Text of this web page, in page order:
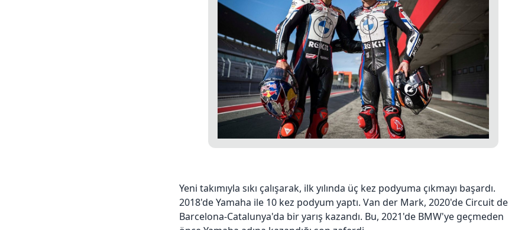
Yeni takımıyla sıkı çalışarak, ilk yılında üç kez podyuma çıkmayı başardı.
2018'de Yamaha ile 10 kez podyum yaptı. Van der Mark, 2020'de Circuit de
Barcelona-Catalunya'da bir yarış kazandı. Bu, 2021'de BMW'ye geçmeden